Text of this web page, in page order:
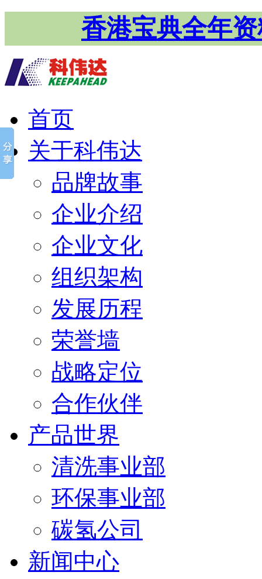
香港宝典全年
首页
关于科伟达
品牌故事
企业介绍
企业文化
组织架构
发展历程
荣誉墙
战略定位
合作伙伴
产品世界
清洗事业部
环保事业部
碳氢公司
新闻中心